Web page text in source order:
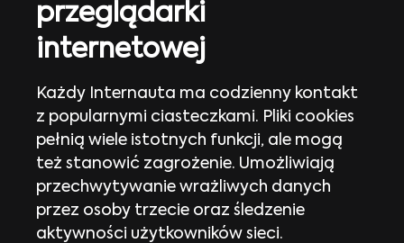
przeglądarki
internetowej
Każdy Internauta ma codzienny kontakt
z popularnymi ciasteczkami. Pliki cookies
pełnią wiele istotnych funkcji, ale mogą
też stanowić zagrożenie. Umożliwiają
przechwytywanie wrażliwych danych
przez osoby trzecie oraz śledzenie
aktywności użytkowników sieci.